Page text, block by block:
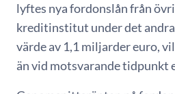
lyftes nya fordonslån från
kreditinstitut under det
värde av 1,1 miljarder euro,
än vid motsvarande tidpunkt